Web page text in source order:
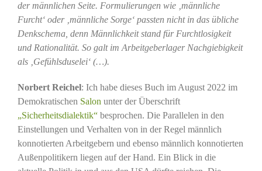
der männlichen Seite. Formulierungen wie ‚männliche
Furcht‘ oder ‚männliche Sorge‘ passten nicht in das übliche
Denkschema, denn Männlichkeit stand für Furchtlosigkeit
und Rationalität. So galt im Arbeitgeberlager Nachgiebigkeit
als ‚Gefühlsduselei‘ (…).
Norbert Reichel: Ich habe dieses Buch im August 2022 im
Demokratischen Salon unter der Überschrift
„Sicherheitsdialektik“besprochen. Die Parallelen in den
Einstellungen und Verhalten von in der Regel männlich
konnotierten Arbeitgebern und ebenso männlich konnotierten
Außenpolitikern liegen auf der Hand. Ein Blick in die